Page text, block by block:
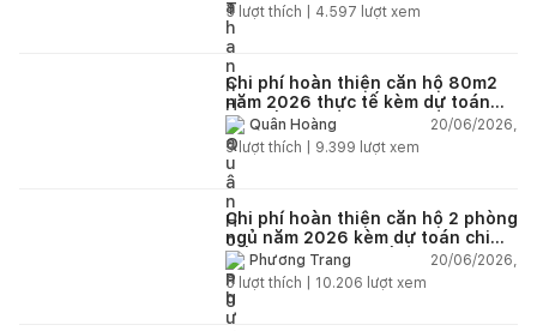
5 lượt thích | 4.597 lượt xem
Chi phí hoàn thiện căn hộ 80m2
năm 2026 thực tế kèm dự toán
chi tiết từng hạng mục
Quân Hoàng
20/06/2026,
9lượt thích | 9.399 lượt xem
Chi phí hoàn thiện căn hộ 2 phòng
ngủ năm 2026 kèm dự toán chi
tiết và ví dụ thực tế
Phương Trang
20/06/2026,
5 lượt thích | 10.206 lượt xem